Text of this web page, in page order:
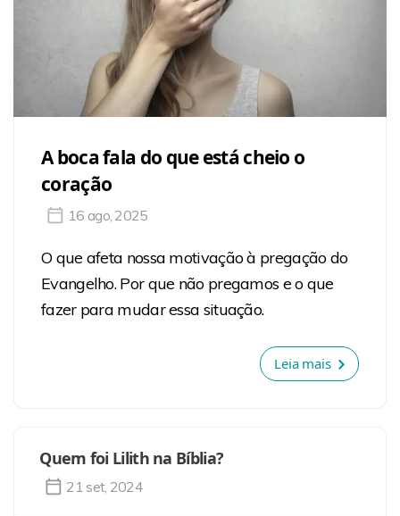
A boca fala do que está cheio o
coração
16 ago, 2025
O que afeta nossa motivação à pregação do
Evangelho. Por que não pregamos e o que
fazer para mudar essa situação.
Leia mais
Quem foi Lilith na Bíblia?
21 set, 2024